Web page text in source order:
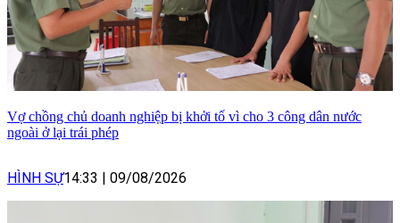
Vợ chồng chủ doanh nghiệp bị khởi tố vì cho 3 công dân nước
ngoài ở lại trái phép
HÌNH SỰ14:33 09/08/2026